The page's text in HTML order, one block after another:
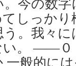
しっか
。我々
い。 ――０
一般的に